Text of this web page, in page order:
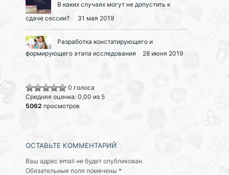
В каких случаях могут не допустить к
сдаче сессии?
31 мая 2019
Разработка констатирующего и
формирующего этапа исследования
28 июня 2019
0 голоса
Средняя оценка: 0,00 из 5
5062 просмотров
ОСТАВЬТЕ КОММЕНТАРИЙ
Ваш адрес email не будет опубликован.
Обязательные поля помечены *